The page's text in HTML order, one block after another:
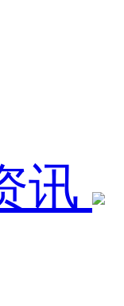
讯